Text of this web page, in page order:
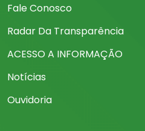
Fale Conosco
Radar Da Transparência
ACESSO A INFORMAÇÃO
Notícias
Ouvidoria